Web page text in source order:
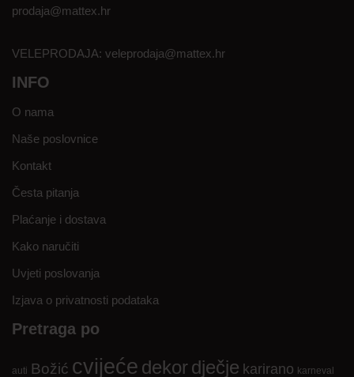
prodaja@mattex.hr
VELEPRODAJA: veleprodaja@mattex.hr
INFO
O nama
Naše poslovnice
Kontakt
Česta pitanja
Plaćanje i dostava
Kako naručiti
Uvjeti poslovanja
Izjava o privatnosti podataka
Pretraga po
auti Božić cvijeće dekordječje karirano karneval